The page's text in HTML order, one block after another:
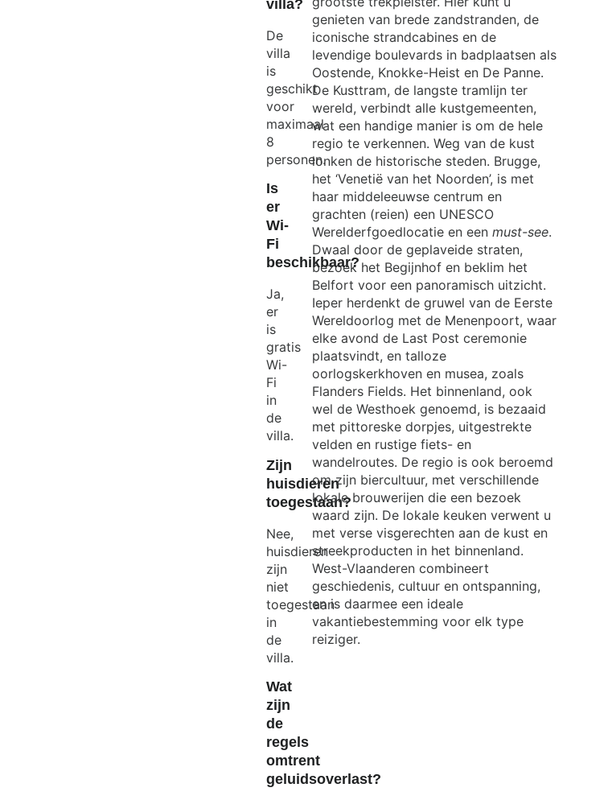
villa?
De
villa
is
geschikt
voor
maximaal
8
personen.
Is
er
Wi-
Fi
beschikbaar?
Ja,
er
is
gratis
Wi-
Fi
in
de
villa.
Zijn
huisdieren
toegestaan?
Nee,
huisdieren
zijn
niet
toegestaan
in
de
villa.
Wat
zijn
de
regels
omtrent
geluidsoverlast?
Exit map
genieten van brede zandstranden, de
iconische strandcabines en de
levendige boulevards in badplaatsen als
Oostende, Knokke-Heist en De Panne.
De Kusttram, de langste tramlijn ter
wereld, verbindt alle kustgemeenten,
wat een handige manier is om de hele
regio te verkennen. Weg van de kust
lonken de historische steden. Brugge,
het ‘Venetië van het Noorden’, is met
haar middeleeuwse centrum en
grachten (reien) een UNESCO
Werelderfgoedlocatie en een must-see.
Dwaal door de geplaveide straten,
bezoek het Begijnhof en beklim het
Belfort voor een panoramisch uitzicht.
Ieper herdenkt de gruwel van de Eerste
Wereldoorlog met de Menenpoort, waar
elke avond de Last Post ceremonie
plaatsvindt, en talloze
oorlogskerkhoven en musea, zoals
Flanders Fields. Het binnenland, ook
wel de Westhoek genoemd, is bezaaid
met pittoreske dorpjes, uitgestrekte
velden en rustige fiets- en
wandelroutes. De regio is ook beroemd
om zijn biercultuur, met verschillende
lokale brouwerijen die een bezoek
waard zijn. De lokale keuken verwent u
met verse visgerechten aan de kust en
streekproducten in het binnenland.
West-Vlaanderen combineert
geschiedenis, cultuur en ontspanning,
en is daarmee een ideale
vakantiebestemming voor elk type
reiziger.